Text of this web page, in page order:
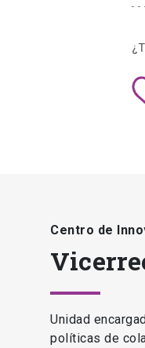
Centro de
Unidad
políticas de